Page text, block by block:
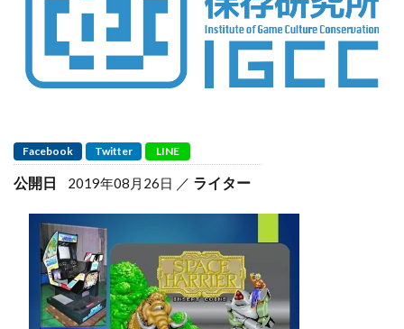
Facebook Twitter LINE
公開日 2019年08月26日 ライター